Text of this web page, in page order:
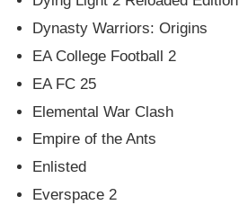
Dynasty Warriors: Origins
EA College Football 2
EA FC 25
Elemental War Clash
Empire of the Ants
Enlisted
Everspace 2